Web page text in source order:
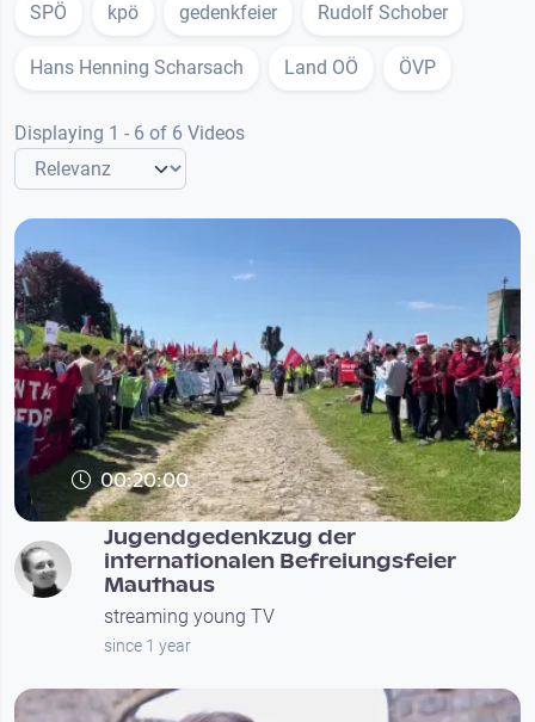
SPÖ kpö gedenkfeier Rudolf Schober
Hans Henning Scharsach Land OÖ ÖVP
Displaying 1 - 6 of 6 Videos
00:20:00
Jugendgedenkzug der
internationalen Befreiungsfeier
Mauthaus
streaming young TV
since 1 year